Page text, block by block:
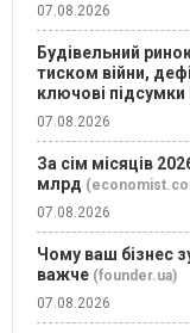
07.08.2026
Будівельний
тиском війни,
ключові підсумки
07.08.2026
За сім місяців
млрд
07.08.2026
Чому ваш бізнес
важче (founder.ua)
07.08.2026